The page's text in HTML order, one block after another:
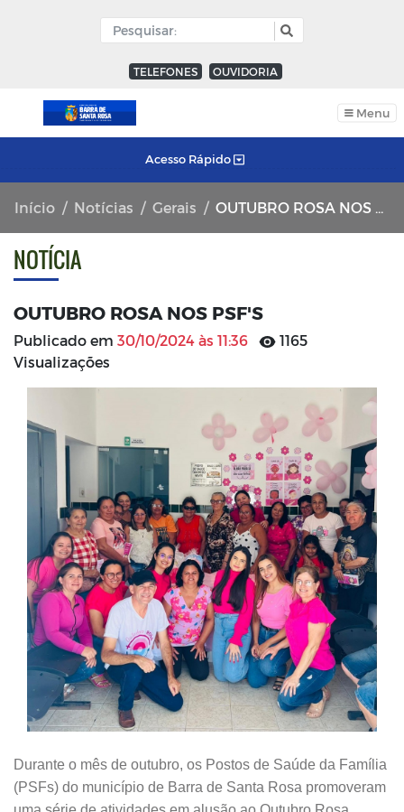
TELEFONES OUVIDORIA
Menu
Acesso Rápido
Início Notícias Gerais OUTUBRO ROSA NOS PSF'S
NOTÍCIA
OUTUBRO ROSA NOS PSF'S
Publicado em 30/10/2024 às 11:36
1165
Visualizações
Durante o mês de outubro, os Postos de Saúde da Família
(PSFs) do município de Barra de Santa Rosa promoveram